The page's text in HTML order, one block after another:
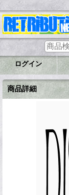
ログイン
商品詳細